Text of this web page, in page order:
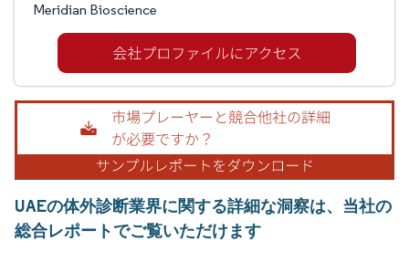
Meridian Bioscience
UAEの体外診断業界に関する詳細な洞察は、当社の
総合レポートでご覧いただけます